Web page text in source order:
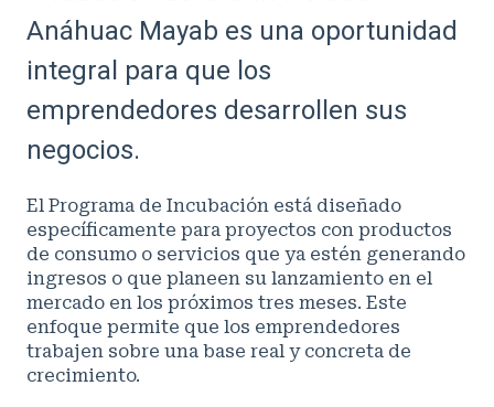
Anáhuac Mayab es una oportunidad
integral para que los
emprendedores desarrollen sus
negocios.
El Programa de Incubación está diseñado
específicamente para proyectos con productos
de consumo o servicios que ya estén generando
ingresos o que planeen su lanzamiento en el
mercado en los próximos tres meses. Este
enfoque permite que los emprendedores
trabajen sobre una base real y concreta de
crecimiento.